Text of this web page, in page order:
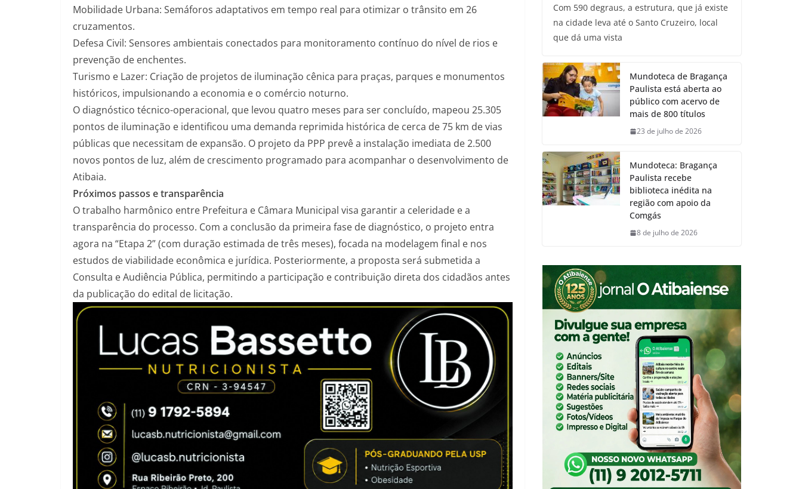
Mobilidade Urbana: Semáforos adaptativos em tempo real para otimizar o trânsito em 26
cruzamentos.
Defesa Civil: Sensores ambientais conectados para monitoramento contínuo do nível de rios e
prevenção de enchentes.
Turismo e Lazer: Criação de projetos de iluminação cênica para praças, parques e monumentos
históricos, impulsionando a economia e o comércio noturno.
O diagnóstico técnico-operacional, que levou quatro meses para ser concluído, mapeou 25.305
pontos de iluminação e identificou uma demanda reprimida histórica de cerca de 75 km de vias
públicas que necessitam de expansão. O projeto da PPP prevê a instalação imediata de 2.500
novos pontos de luz, além de crescimento programado para acompanhar o desenvolvimento de
Atibaia.
Próximos passos e transparência
O trabalho harmônico entre Prefeitura e Câmara Municipal visa garantir a celeridade e a
transparência do processo. Com a conclusão da primeira fase de diagnóstico, o projeto entra
agora na “Etapa 2” (com duração estimada de três meses), focada na modelagem final e nos
estudos de viabilidade econômica e jurídica. Posteriormente, a proposta será submetida a
Consulta e Audiência Pública, permitindo a participação e contribuição direta dos cidadãos antes
da publicação do edital de licitação.
Com 590 degraus, a estrutura, que já existe
na cidade leva até o Santo Cruzeiro, local
que dá uma vista
Mundoteca de Bragança
Paulista está aberta ao
público com acervo de
mais de 800 títulos
23 de julho de 2026
Mundoteca: Bragança
Paulista recebe
biblioteca inédita na
região com apoio da
Comgás
8 de julho de 2026